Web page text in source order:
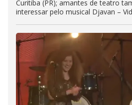
Curitiba (PR); amantes de teatro
interessar pelo musical Djavan –